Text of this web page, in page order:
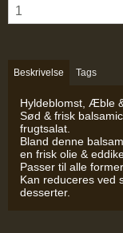
Beskrivelse Tags
Hyldeblomst, Æble
Sød & frisk
frugtsalat.
Bland denne
en frisk olie &
Passer til alle former
Kan reduceres ved
desserter.